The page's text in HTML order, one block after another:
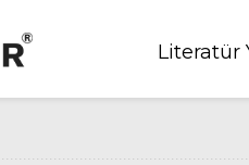
Literatür